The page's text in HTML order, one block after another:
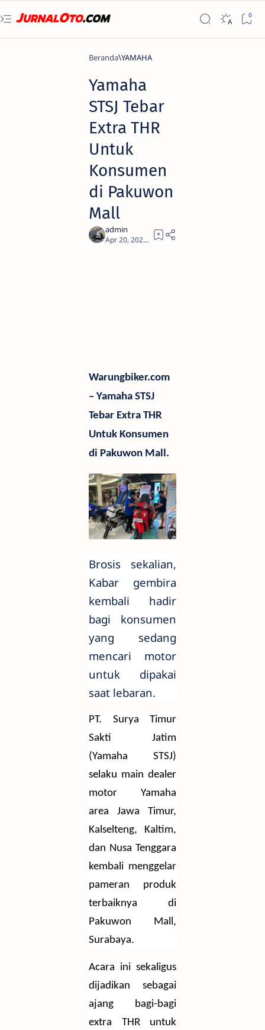
Beranda YAMAHA
Yamaha
STSJ Tebar
Extra THR
Untuk
Konsumen
di Pakuwon
Mall
1
Warungbiker.com
– Yamaha STSJ
Tebar Extra THR
Untuk Konsumen
di Pakuwon Mall.
Brosis sekalian,
Kabar gembira
kembali hadir
bagi konsumen
yang sedang
mencari motor
untuk dipakai
saat lebaran.
PT. Surya Timur
Sakti Jatim
(Yamaha STSJ)
selaku main dealer
motor Yamaha
area Jawa Timur,
Kalselteng, Kaltim,
dan Nusa Tenggara
kembali menggelar
pameran produk
terbaiknya di
Pakuwon Mall,
Surabaya.
Acara ini sekaligus
dijadikan sebagai
ajang bagi-bagi
extra THR untuk